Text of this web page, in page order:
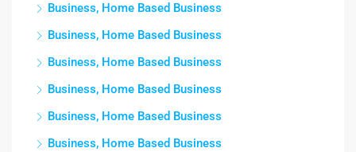
Business, Home Based Business
Business, Home Based Business
Business, Home Based Business
Business, Home Based Business
Business, Home Based Business
Business, Home Based Business